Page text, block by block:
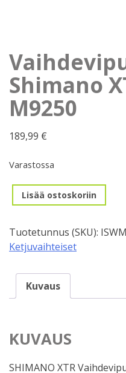
Shimano
M9250
189,99 €
Varastossa
Vaihdevipu,
Oikea,
XTR
Di2,
M9250
määrä
Lisää ostoskoriin
Tuotetunnus (SKU):
Ketjuvaihteiset
Kuvaus
KUVAUS
SHIMANO XTR